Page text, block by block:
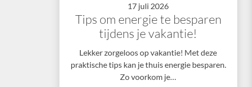
17 juli 2026
Tips om energie te besparen
tijdens je vakantie!
Lekker zorgeloos op vakantie! Met deze
praktische tips kan je thuis energie besparen.
Zo voorkom je…